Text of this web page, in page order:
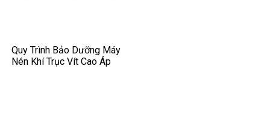
Quy Trình Bảo Dưỡng Máy
Nén Khí Trục Vít Cao Áp